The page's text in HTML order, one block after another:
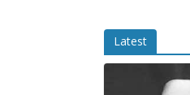
Latest